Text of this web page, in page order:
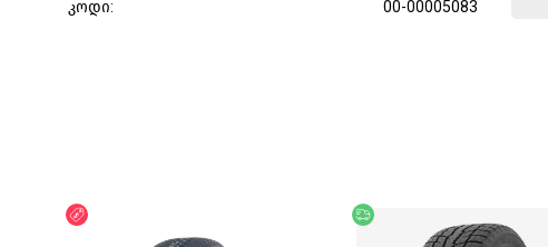
კოდი:
00-00005083